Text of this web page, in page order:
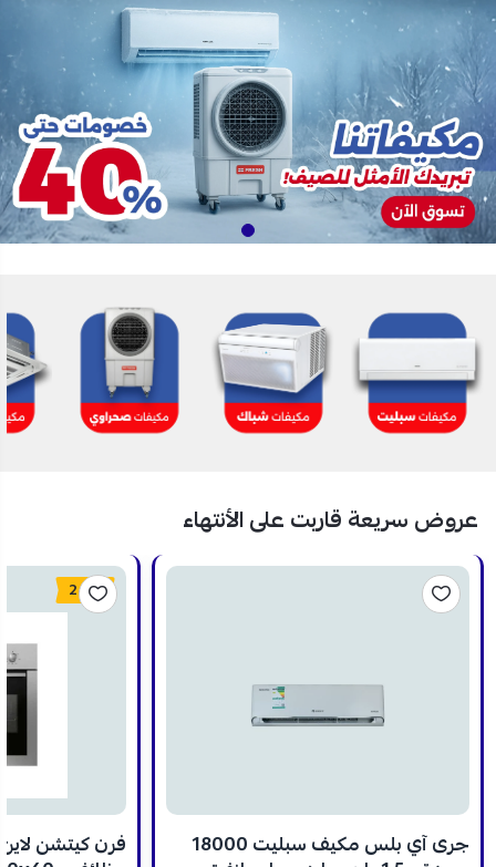
عروض سريعة قاربت على الأنتهاء
جرى آي بلس مكيف سبليت 18000
24%